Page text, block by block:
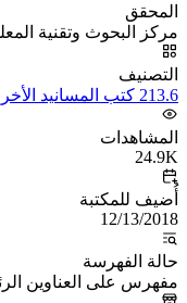
المحقق
مركز البحوث وتقنية
التصنيف
213.6 كتب المسانيد الأخرى والجوامع
المشاهدات
24.9K
أُضيف للمكتبة
12/13/2018
حالة الفهرسة
مفهرس على العناوين